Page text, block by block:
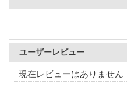
ユーザーレビュー
現在レビューはありません